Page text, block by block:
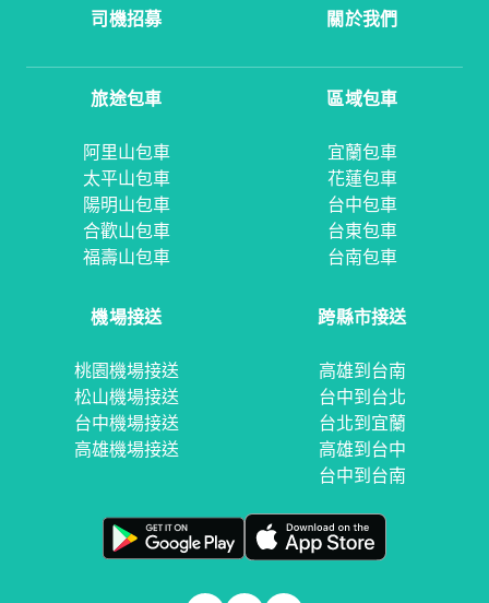
司機招募
關於我們
旅途包車
阿里山包車
太平山包車
陽明山包車
合歡山包車
福壽山包車
區域包車
宜蘭包車
花蓮包車
台中包車
台東包車
台南包車
機場接送
桃園機場接送
松山機場接送
台中機場接送
高雄機場接送
跨縣市接送
高雄到台南
台中到台北
台北到宜蘭
高雄到台中
台中到台南